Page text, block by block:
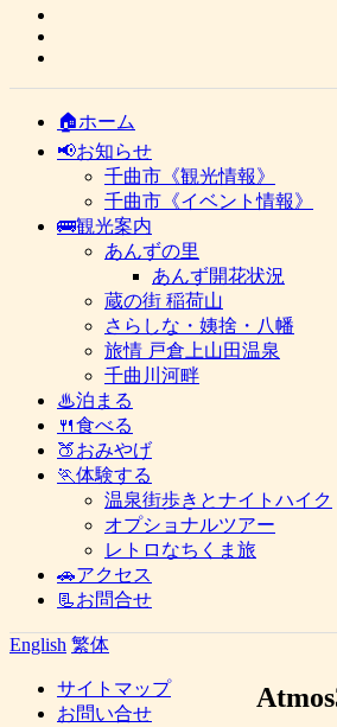
🏠ホーム
📢お知らせ
千曲市《観光情報》
千曲市《イベント情報》
🚌観光案内
あんずの里
あんず開花状況
蔵の街 稲荷山
さらしな・姨捨・八幡
旅情 戸倉上山田温泉
千曲川河畔
♨泊まる
🍴食べる
🍑おみやげ
🏃体験する
温泉街歩きとナイトハイク
オプショナルツアー
レトロなちくま旅
🚗アクセス
📃お問合せ
English 繁体
サイトマップ
お問い合せ